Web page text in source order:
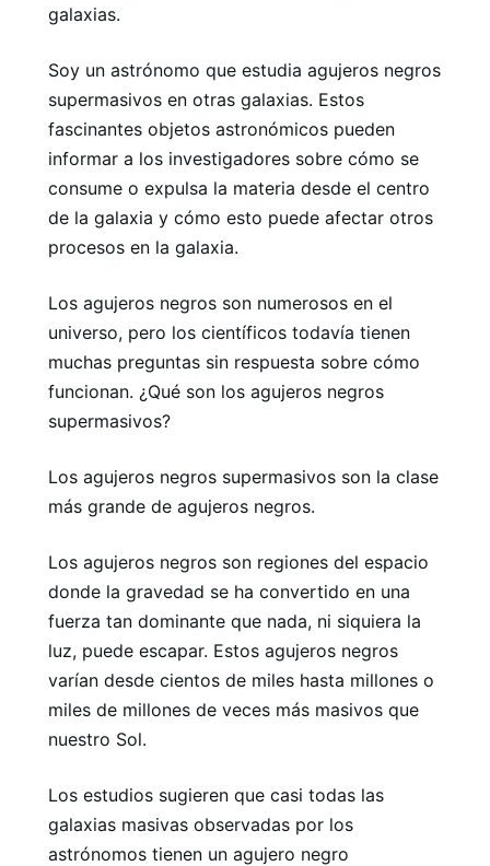
galaxias.
Soy un astrónomo que estudia agujeros negros
supermasivos en otras galaxias. Estos
fascinantes objetos astronómicos pueden
informar a los investigadores sobre cómo se
consume o expulsa la materia desde el centro
de la galaxia y cómo esto puede afectar otros
procesos en la galaxia.
Los agujeros negros son numerosos en el
universo, pero los científicos todavía tienen
muchas preguntas sin respuesta sobre cómo
funcionan. ¿Qué son los agujeros negros
supermasivos?
Los agujeros negros supermasivos son la clase
más grande de agujeros negros.
Los agujeros negros son regiones del espacio
donde la gravedad se ha convertido en una
fuerza tan dominante que nada, ni siquiera la
luz, puede escapar. Estos agujeros negros
varían desde cientos de miles hasta millones o
miles de millones de veces más masivos que
nuestro Sol.
Los estudios sugieren que casi todas las
galaxias masivas observadas por los
astrónomos tienen un agujero negro